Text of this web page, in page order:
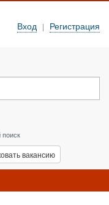
Вход | Регистрация
вакансию